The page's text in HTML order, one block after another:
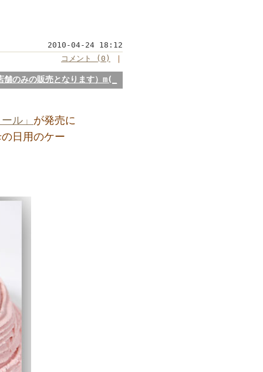
2010-04-24 18:12
コメント (0)
｜
のみの販売となります）m(_
ル」 が発売に
日用のケー